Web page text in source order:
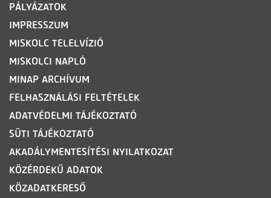
PÁLYÁZATOK
IMPRESSZUM
MISKOLC TELELVÍZIÓ
MISKOLCI NAPLÓ
MINAP ARCHÍVUM
FELHASZNÁLÁSI FELTÉTELEK
ADATVÉDELMI TÁJÉKOZTATÓ
SÜTI TÁJÉKOZTATÓ
AKADÁLYMENTESÍTÉSI NYILATKOZAT
KÖZÉRDEKŰ ADATOK
KÖZADATKERESŐ